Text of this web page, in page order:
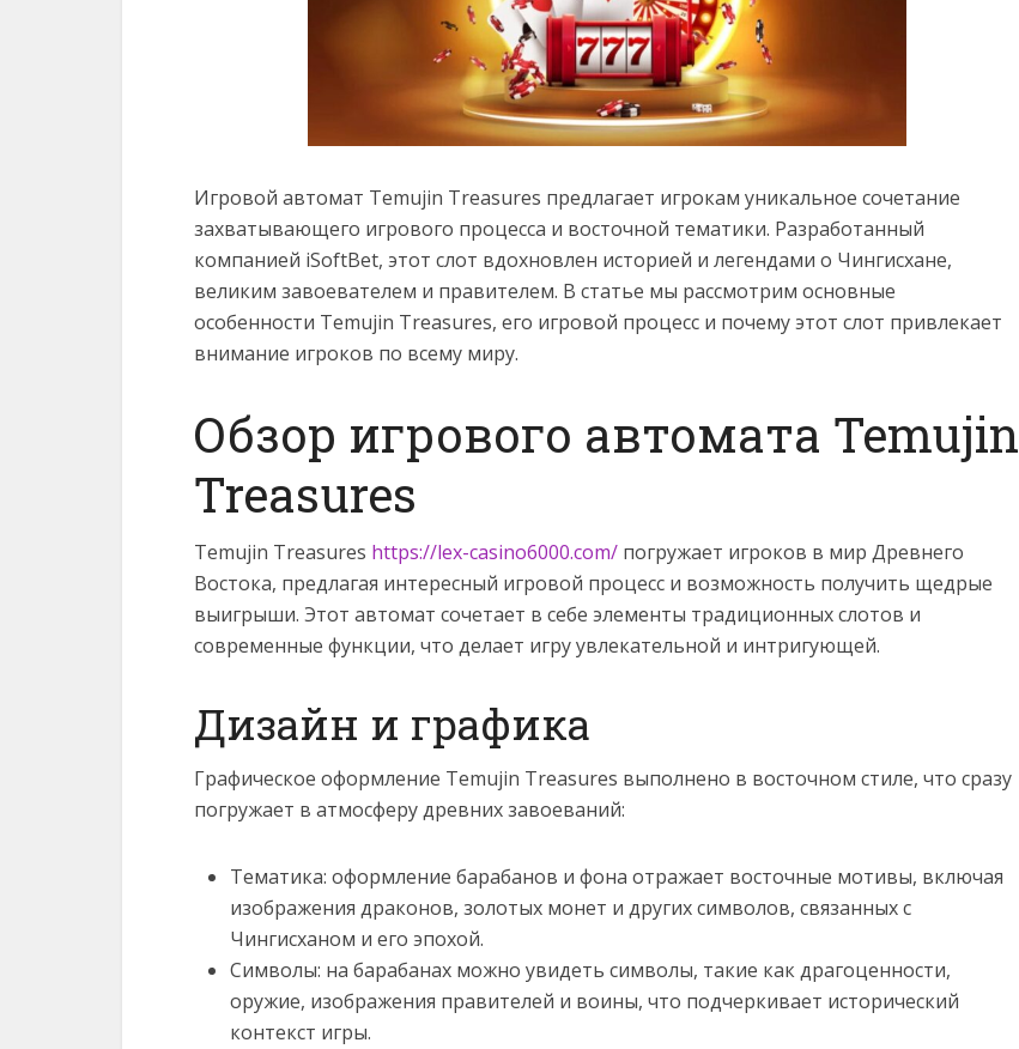
Игровой автомат Temujin Treasures предлагает игрокам уникальное сочетание
захватывающего игрового процесса и восточной тематики. Разработанный
компанией iSoftBet, этот слот вдохновлен историей и легендами о Чингисхане,
великим завоевателем и правителем. В статье мы рассмотрим основные
особенности Temujin Treasures, его игровой процесс и почему этот слот привлекает
внимание игроков по всему миру.
Обзор игрового автомата Temujin
Treasures
Temujin Treasures https://lex-casino6000.com/ погружает игроков в мир Древнего
Востока, предлагая интересный игровой процесс и возможность получить щедрые
выигрыши. Этот автомат сочетает в себе элементы традиционных слотов и
современные функции, что делает игру увлекательной и интригующей.
Дизайн и графика
Графическое оформление Temujin Treasures выполнено в восточном стиле, что сразу
погружает в атмосферу древних завоеваний:
Тематика: оформление барабанов и фона отражает восточные мотивы, включая
изображения драконов, золотых монет и других символов, связанных с
Чингисханом и его эпохой.
Символы: на барабанах можно увидеть символы, такие как драгоценности,
оружие, изображения правителей и воины, что подчеркивает исторический
контекст игры.